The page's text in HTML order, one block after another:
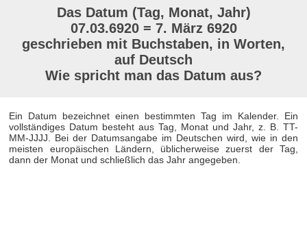
Das Datum (Tag, Monat, Jahr)
07.03.6920 = 7. März 6920
geschrieben mit Buchstaben, in Worten,
auf Deutsch
Wie spricht man das Datum aus?
Ein Datum bezeichnet einen bestimmten Tag im Kalender. Ein
vollständiges Datum besteht aus Tag, Monat und Jahr, z. B. TT-
MM-JJJJ. Bei der Datumsangabe im Deutschen wird, wie in den
meisten europäischen Ländern, üblicherweise zuerst der Tag,
dann der Monat und schließlich das Jahr angegeben.